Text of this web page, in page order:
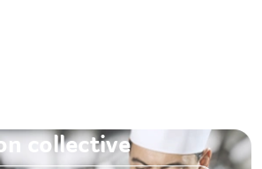
collective